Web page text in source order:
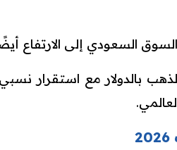
السعودي إلى الارتفاع
بالدولار مع استقرار